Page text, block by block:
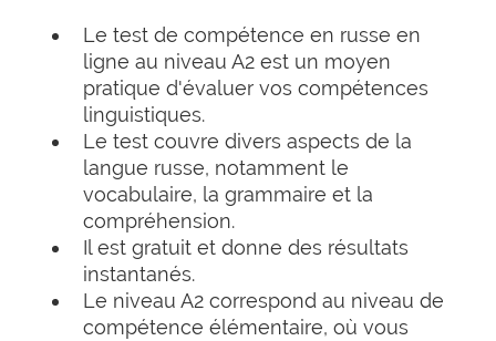
Le test de compétence en russe en
ligne au niveau A2 est un moyen
pratique d'évaluer vos compétences
linguistiques.
Le test couvre divers aspects de la
langue russe, notamment le
vocabulaire, la grammaire et la
compréhension.
Il est gratuit et donne des résultats
instantanés.
Le niveau A2 correspond au niveau de
compétence élémentaire, où vous